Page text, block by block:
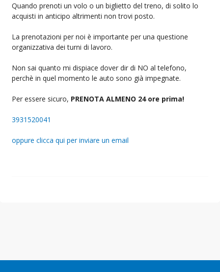
Quando prenoti un volo o un biglietto del treno, di solito lo
acquisti in anticipo altrimenti non trovi posto.
La prenotazioni per noi è importante per una questione
organizzativa dei turni di lavoro.
Non sai quanto mi dispiace dover dir di NO al telefono,
perchè in quel momento le auto sono già impegnate.
Per essere sicuro, PRENOTA ALMENO 24 ore prima!
3931520041
oppure clicca qui per inviare un email